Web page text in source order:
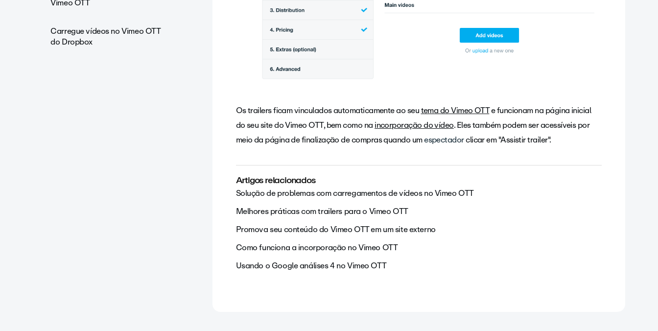
Vimeo OTT
Carregue vídeos no Vimeo OTT
do Dropbox
Os trailers ficam vinculados automaticamente ao seutema do Vimeo OTTe funcionam na página inicial
do seu site do Vimeo OTT, bem como naincorporação do vídeo. Eles também podem ser acessíveis por
meio da página de finalização de compras quando umespectadorclicar em "Assistir trailer".
Artigos relacionados
Solução de problemas com carregamentos de vídeos no Vimeo OTT
Melhores práticas com trailers para o Vimeo OTT
Promova seu conteúdo do Vimeo OTT em um site externo
Como funciona a incorporação no Vimeo OTT
Usando o Google análises 4 no Vimeo OTT